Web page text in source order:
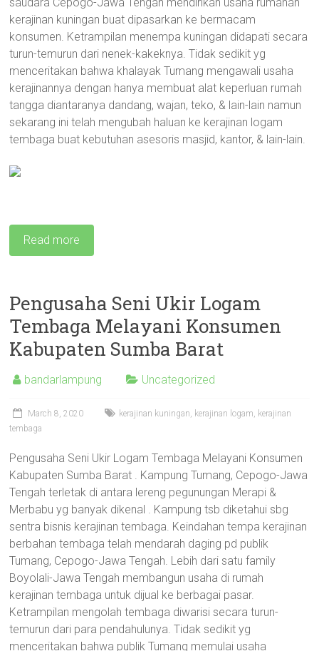
kerajinan kuningan buat dipasarkan ke bermacam
konsumen. Ketrampilan menempa kuningan didapati secara
turun-temurun dari nenek-kakeknya. Tidak sedikit yg
menceritakan bahwa khalayak Tumang mengawali usaha
kerajinannya dengan hanya membuat alat keperluan rumah
tangga diantaranya dandang, wajan, teko, & lain-lain namun
sekarang ini telah mengubah haluan ke kerajinan logam
tembaga buat kebutuhan asesoris masjid, kantor, & lain-lain.
Read more
Pengusaha Seni Ukir Logam
Tembaga Melayani Konsumen
Kabupaten Sumba Barat
bandarlampung Uncategorized
March 8, 2020 kerajinan kuningan, kerajinan logam, kerajinan
tembaga
Pengusaha Seni Ukir Logam Tembaga Melayani Konsumen
Kabupaten Sumba Barat . Kampung Tumang, Cepogo-Jawa
Tengah terletak di antara lereng pegunungan Merapi &
Merbabu yg banyak dikenal . Kampung tsb diketahui sbg
sentra bisnis kerajinan tembaga. Keindahan tempa kerajinan
berbahan tembaga telah mendarah daging pd publik
Tumang, Cepogo-Jawa Tengah. Lebih dari satu family
Boyolali-Jawa Tengah membangun usaha di rumah
kerajinan tembaga untuk dijual ke berbagai pasar.
Ketrampilan mengolah tembaga diwarisi secara turun-
temurun dari para pendahulunya. Tidak sedikit yg
menceritakan bahwa publik Tumang memulai usaha